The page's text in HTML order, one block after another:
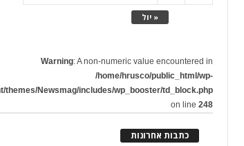
« יול
Warning: A non-numeric value encountered in
/home/hrusco/public_html/wp-
themes/Newsmag/includes/wp_booster/td_block.php
on line248
כתבות אחרונות